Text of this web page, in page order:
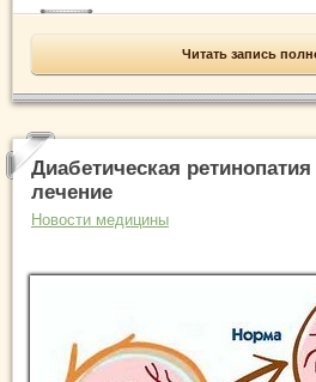
Читать запись
Диабетическая
лечение
Новости медицины